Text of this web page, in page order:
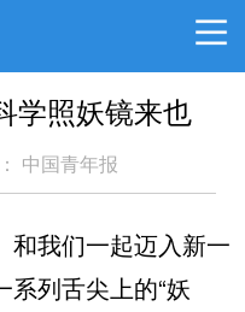
学照妖镜来也
中国青年报
我们一起迈入新一
列舌尖上的“妖